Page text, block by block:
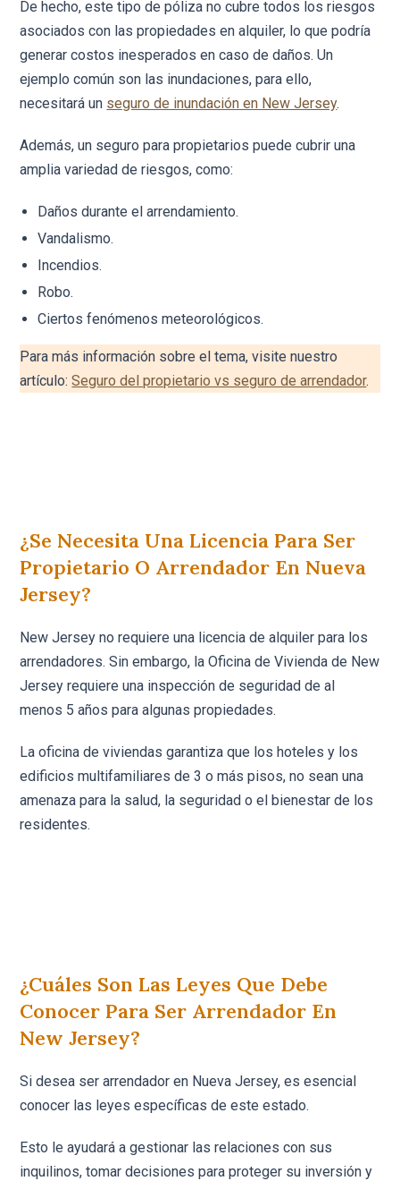
De hecho, este tipo de póliza no cubre todos los riesgos
asociados con las propiedades en alquiler, lo que podría
generar costos inesperados en caso de daños. Un
ejemplo común son las inundaciones, para ello,
necesitará un seguro de inundación en New Jersey.
Además, un seguro para propietarios puede cubrir una
amplia variedad de riesgos, como:
Daños durante el arrendamiento.
Vandalismo.
Incendios.
Robo.
Ciertos fenómenos meteorológicos.
Para más información sobre el tema, visite nuestro
artículo:Seguro del propietario vs seguro de arrendador.
¿Se Necesita Una Licencia Para Ser
Propietario O Arrendador En Nueva
Jersey?
New Jersey no requiere una licencia de alquiler para los
arrendadores. Sin embargo, la Oficina de Vivienda de New
Jersey requiere una inspección de seguridad de al
menos 5 años para algunas propiedades.
La oficina de viviendas garantiza que los hoteles y los
edificios multifamiliares de 3 o más pisos, no sean una
amenaza para la salud, la seguridad o el bienestar de los
residentes.
¿Cuáles Son Las Leyes Que Debe
Conocer Para Ser Arrendador En
New Jersey?
Si desea ser arrendador en Nueva Jersey, es esencial
conocer las leyes específicas de este estado.
Esto le ayudará a gestionar las relaciones con sus
inquilinos, tomar decisiones para proteger su inversión y